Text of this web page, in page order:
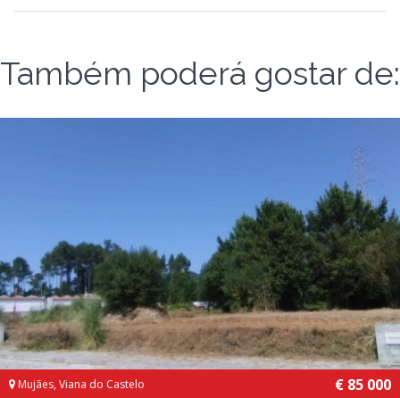
Também poderá gostar de:
Mujães, Viana do Castelo € 85 000